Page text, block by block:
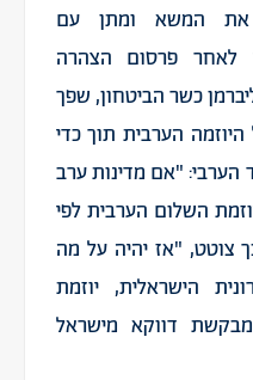
את המשא ומתן עם
לאחר פרסום הצהרה
כשר הביטחון, שפך
הערבית תוך כדי
"אם מדינות ערב
השלום הערבית לפי
צוטט, "אז יהיה על מה
הישראלית, יוזמת
דווקא מישראל